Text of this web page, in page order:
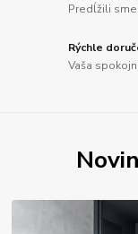
Predĺžili
Rýchle
Vaša